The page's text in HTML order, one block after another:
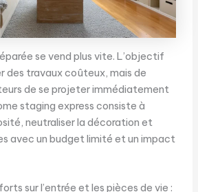
se vend plus vite. L’objectif
des travaux coûteux, mais de
de se projeter immédiatement
staging express consiste à
neutraliser la décoration et
avec un budget limité et un impact
sur l’entrée et les pièces de vie :